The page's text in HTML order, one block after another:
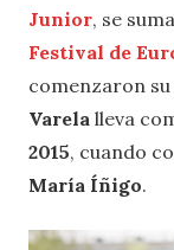
Junior, se
Festival de
comenzaron
Varela lleva
2015, cuando
María Íñigo.